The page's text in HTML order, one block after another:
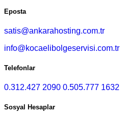
Eposta
satis@ankarahosting.com.tr
info@kocaelibolgeservisi.com.tr
Telefonlar
0.312.427 2090 0.505.777 1632
Sosyal Hesaplar